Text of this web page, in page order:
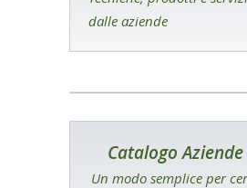
dalle aziende
Catalogo
Un modo semplice per